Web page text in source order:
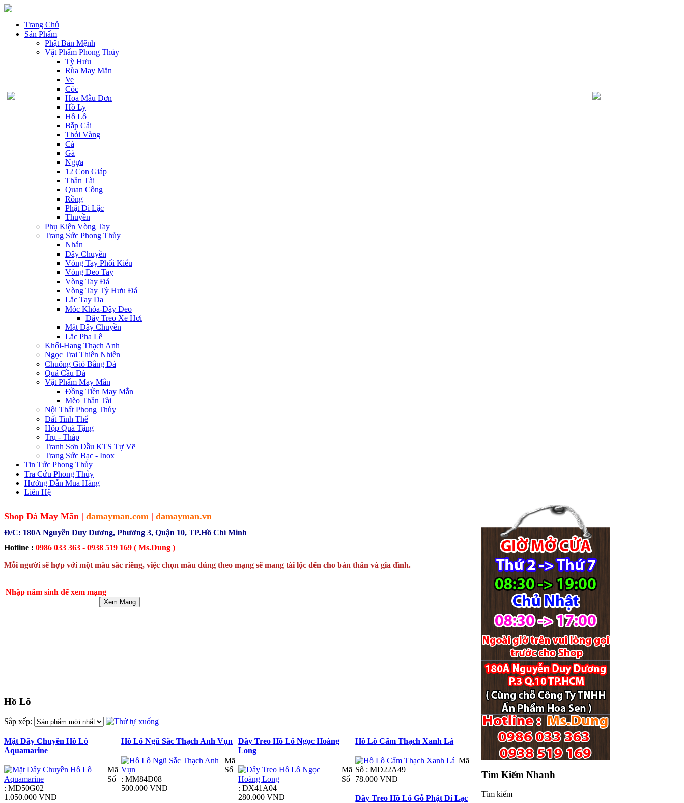
Trang Chủ
Sản Phẩm
Phật Bản Mệnh
Vật Phẩm Phong Thủy
Tỳ Hưu
Rùa May Mắn
Ve
Cóc
Hoa Mẫu Đơn
Hồ Ly
Hồ Lô
Bắp Cải
Thỏi Vàng
Cá
Gà
Ngựa
12 Con Giáp
Thần Tài
Quan Công
Rồng
Phật Di Lặc
Thuyền
Phụ Kiện Vòng Tay
Trang Sức Phong Thủy
Nhẫn
Dây Chuyền
Vòng Tay Phối Kiểu
Vòng Đeo Tay
Vòng Tay Đá
Vòng Tay Tỳ Hưu Đá
Lắc Tay Da
Móc Khóa-Dây Đeo
Dây Treo Xe Hơi
Mặt Dây Chuyền
Lắc Pha Lê
Khối-Hang Thạch Anh
Ngọc Trai Thiên Nhiên
Chuông Gió Bằng Đá
Quả Cầu Đá
Vật Phẩm May Mắn
Đồng Tiền May Mắn
Mèo Thần Tài
Nội Thất Phong Thủy
Đất Tinh Thể
Hộp Quà Tặng
Trụ - Tháp
Tranh Sơn Dầu KTS Tự Vẽ
Trang Sức Bạc - Inox
Tin Tức Phong Thủy
Tra Cứu Phong Thủy
Hướng Dẫn Mua Hàng
Liên Hệ
Shop Đá May Mắn | damayman.com | damayman.vn
Đ/C: 180A Nguyễn Duy Dương, Phường 3, Quận 10, TP.Hồ Chí Minh
Hotline : 0986 033 363 - 0938 519 169 ( Ms.Dung )
Mỗi người sẽ hợp với một màu sắc riêng, việc chọn màu đúng theo mạng sẽ mang tài lộc đến cho bản thân và gia đình.
Nhập năm sinh để xem mạng
Xem Mạng
Hồ Lô
Sắp xếp:
Mặt Dây Chuyền Hồ Lô
Aquamarine
Mã
Số
: MD50G02
1.050.000 VNĐ
Hồ Lô Ngũ Sắc Thạch Anh Vụn
Mã
Số
: MM84D08
500.000 VNĐ
Dây Treo Hồ Lô Ngọc Hoàng
Long
Mã
Số
: DX41A04
280.000 VNĐ
Hồ Lô Cẩm Thạch Xanh Lá
Mã
Số : MD22A49
78.000 VNĐ
Dây Treo Hồ Lô Gỗ Phật Di Lạc
Tìm Kiếm Nhanh
Tìm kiếm